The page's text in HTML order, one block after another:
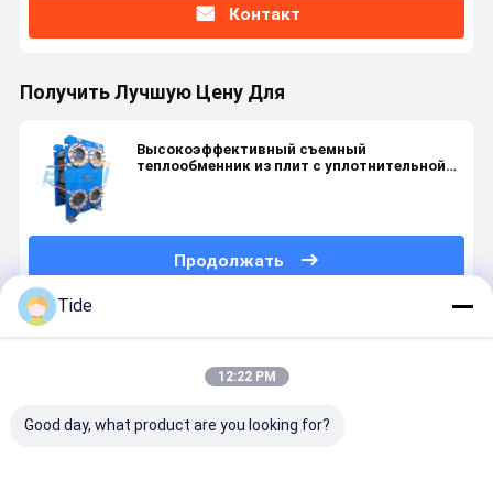
Контакт
Получить Лучшую Цену Для
Высокоэффективный съемный
теплообменник из плит с уплотнительной
Продолжать
Порекомендованные Продукты
Tide
12:22 PM
Good day, what product are you looking for?